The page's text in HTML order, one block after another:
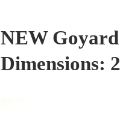
NEW
Dimensions: